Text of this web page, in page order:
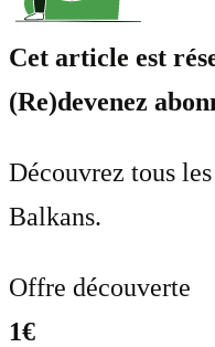
Cet article est
(Re)devenez
Découvrez tous
Balkans.
Offre découverte
1€